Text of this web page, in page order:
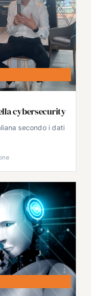
cybersecurity
secondo i dati